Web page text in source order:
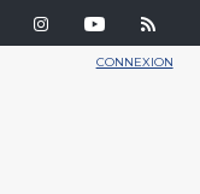
CONNEXION